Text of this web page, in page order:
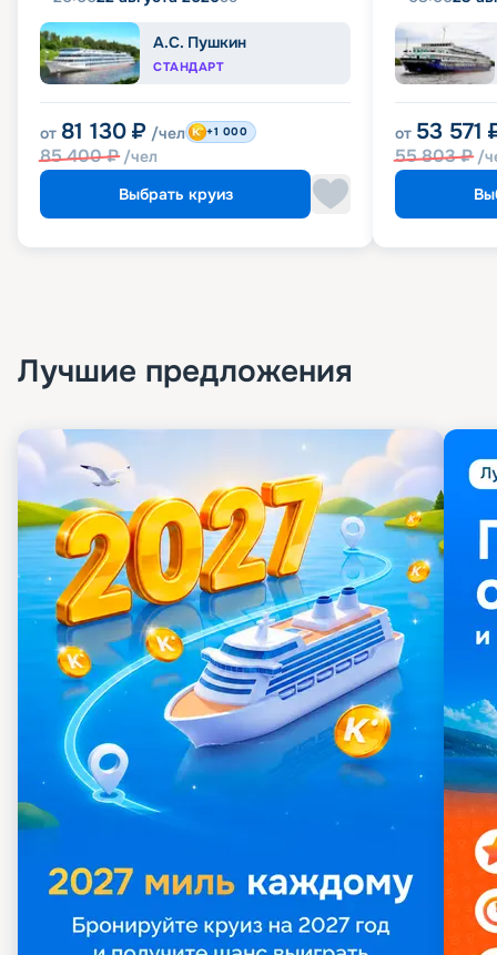
А.С. Пушкин
СТАНДАРТ
от 81 130 ₽ /чел
85 400₽ /чел
+1 000
Выбрать круиз
от 53 571
55 803₽ /
Лучшие предложения